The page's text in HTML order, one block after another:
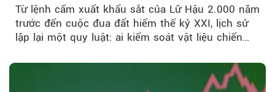
Từ lệnh cấm xuất khẩu sắt của Lữ Hậu 2.000 năm
trước đến cuộc đua đất hiếm thế kỷ XXI, lịch sử
lặp lại một quy luật: ai kiểm soát vật liệu chiến